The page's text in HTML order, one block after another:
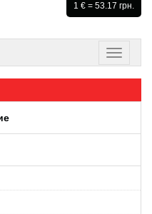
1 € = 53.17 грн.